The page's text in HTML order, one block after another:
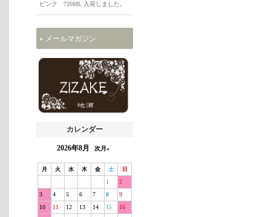
ピンク 720ML 入荷しました。
メールマガジン
カレンダー
2026年8月 次月»
月 火 水 木 金 土 日
1
2
3
4 5 6 7 8
9
10
11 12 13 14 15
16